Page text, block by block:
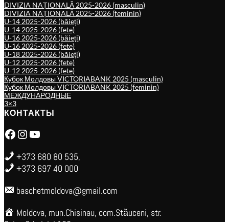
DIVIZIA NAȚIONALĂ 2025-2026 (masculin)
DIVIZIA NAȚIONALĂ 2025-2026 (feminin)
U-14 2025-2026 (băieți)
U-14 2025-2026 (fete)
U-16 2025-2026 (băieți)
U-16 2025-2026 (fete)
U-18 2025-2026 (băieți)
U-12 2025-2026 (fete)
U-12 2025-2026 (fete)
Кубок Молдовы VICTORIABANK 2025 (masculin)
Кубок Молдовы VICTORIABANK 2025 (feminin)
МЕЖДУНАРОДНЫЕ
3×3
КОНТАКТЫ
Facebook Instagram YouTube
+373 680 80 535,
+373 697 40 000
baschetmoldova@gmail.com
Moldova, mun.Chisinau, com.Stăuceni, str.